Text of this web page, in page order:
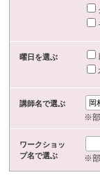
曜日を選ぶ
講師名で選ぶ
※
ワークショッ
プ名で選ぶ
※